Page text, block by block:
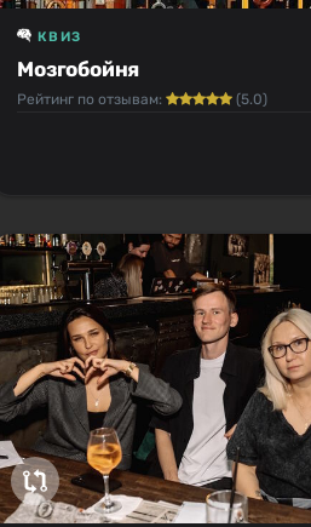
Мозгобойня
КВИЗ
Рейтинг по отзывам: (5.0)